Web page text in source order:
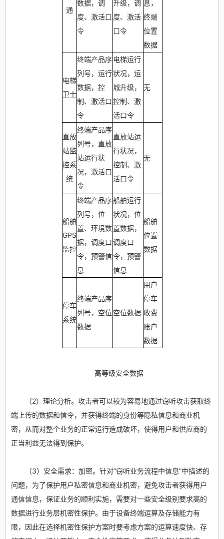
通
数据，调
度、激活口
令
升级，调
度、激活
口令
息，
终端
位置
数据
电梯
卫士
终端产品序
列号，运行
数据，控
制、激活口
令
电梯运行
状况，运
城升级，
控制、激
活口令
无
直放
站监
控系
统
终端产品序
列号，直放
站运行状
况，激活口
令
直放站运
行状况，
控制、激
活口令
无
船舶
GPS
监控
终端产品序
列号，位
置、环境数
据，调度口
令，预警信
息
船舶运行
状况，位
置数据，
调度口
令，预警
信息
船舶
位置
数据
停车
系统
终端产品序
列号，空位
数据
空位数据
用户
停车
收费
账户
数据
高等级安全数据
（2）理论分析。攻击者可以较为容易地通过窃听攻击获取终
端上传的数据和信令，并获得终端的身份等隐私信息和商业机
密，从而对整个业务的正常运行造成破坏，使得用户和供应商的
正当利益无法得到保护。
（3）安全需求：加密。针对“窃听业务流程中信息”中描述的
问题，为了保护用户私密信息和商业机密，避免攻击者获得用户
通信信息，保证业务的顺利实施，需要对一些安全级别要求高的
数据进行业务层机密性保护。由于设备终端运算及存储能力有
限，因此在选择机密性保护方案时要考虑方案的运算速度快、存